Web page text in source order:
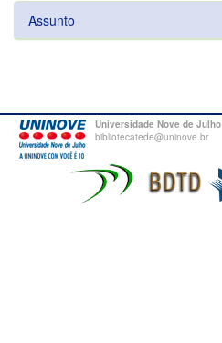
Assunto
Universidade Nove de Julho
bibliotecatede@uninove.br